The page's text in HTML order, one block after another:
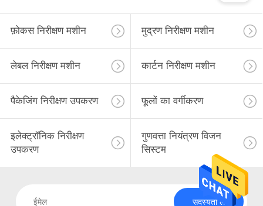
फ़ोकस निरीक्षण मशीन मुद्रण निरीक्षण मशीन
लेबल निरीक्षण मशीन कार्टन निरीक्षण मशीन
पैकेजिंग निरीक्षण उपकरण फूलों का वर्गीकरण
इलेक्ट्रॉनिक निरीक्षण
उपकरण
गुणवत्ता नियंत्रण विजन
सिस्टम
सदस्यता लें